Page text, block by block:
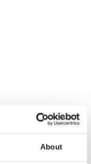
About